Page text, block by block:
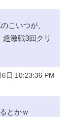
こいつが、
激戦3回クリ
6日 10:23:36 PM
とかｗ